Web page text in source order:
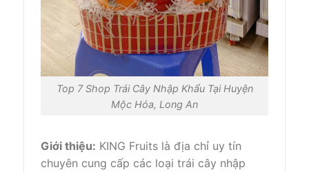
Top 7 Shop Trái Cây Nhập Khẩu Tại Huyện
Mộc Hóa, Long An
Giới thiệu: KING Fruits là địa chỉ uy tín
chuyên cung cấp các loại trái cây nhập